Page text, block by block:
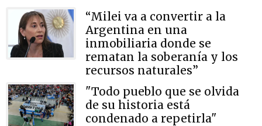
“Milei va a convertir a la
Argentina en una
inmobiliaria donde se
rematan la soberanía y los
recursos naturales”
"Todo pueblo que se olvida
de su historia está
condenado a repetirla"